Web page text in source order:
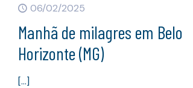
06/02/2025
Manhã de milagres em Belo
Horizonte (MG)
[…]